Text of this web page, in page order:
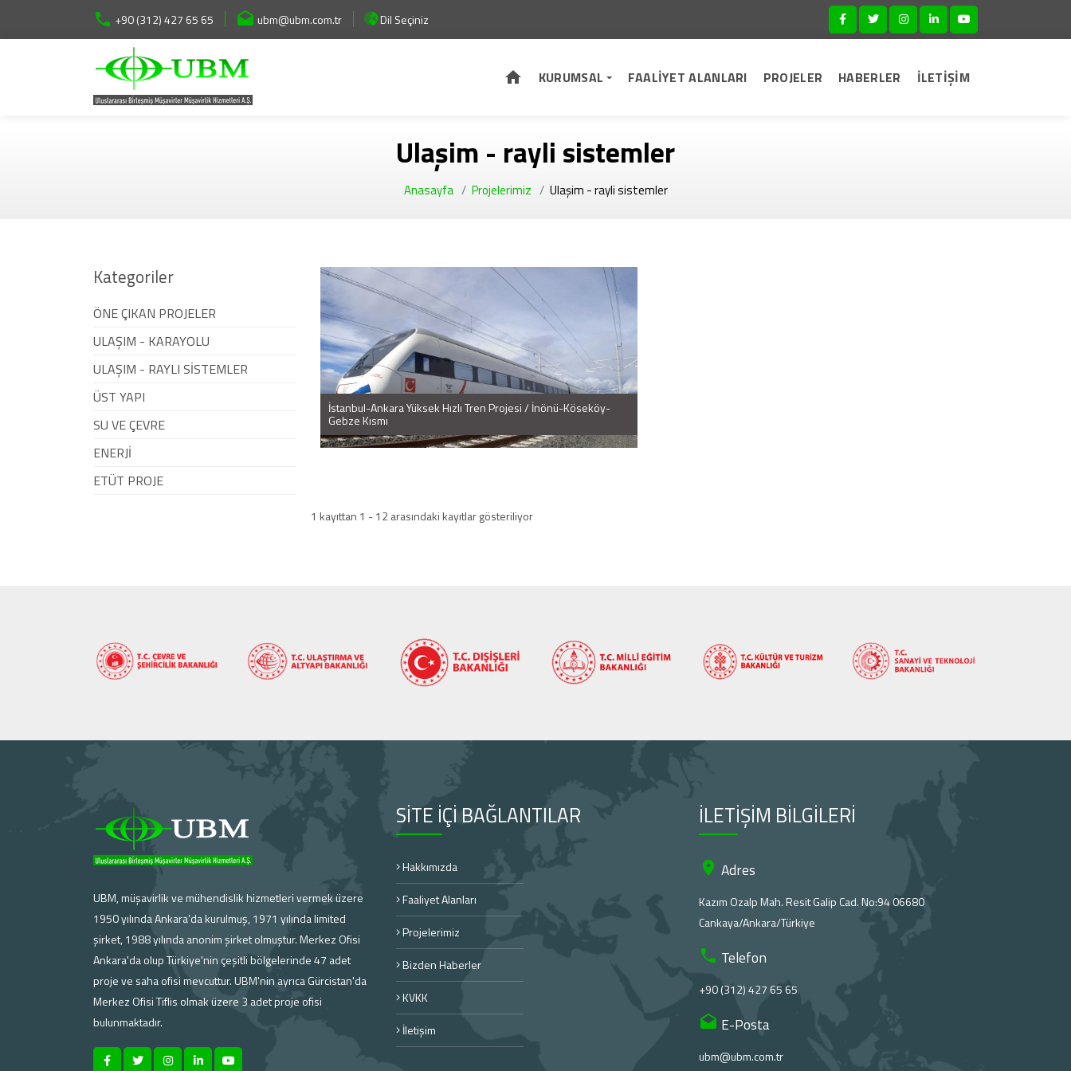
+90 (312) 427 65 65 ubm@ubm.com.tr Dil Seçiniz
KURUMSAL FAALİYET ALANLARI PROJELER HABERLER İLETİŞİM
Ulaşim - rayli sistemler
Anasayfa Projelerimiz Ulaşim - rayli sistemler
Kategoriler
ÖNE ÇIKAN PROJELER
ULAŞIM - KARAYOLU
ULAŞIM - RAYLI SİSTEMLER
ÜST YAPI
SU VE ÇEVRE
ENERJİ
ETÜT PROJE
İstanbul-Ankara Yüksek Hızlı Tren Projesi / İnönü-Köseköy-
Gebze Kısmı
1 kayıttan 1 - 12 arasındaki kayıtlar gösteriliyor
UBM, müşavirlik ve mühendislik hizmetleri vermek üzere
1950 yılında Ankara’da kurulmuş, 1971 yılında limited
şirket, 1988 yılında anonim şirket olmuştur. Merkez Ofisi
Ankara'da olup Türkiye'nin çeşitli bölgelerinde 47 adet
proje ve saha ofisi mevcuttur. UBM'nin ayrıca Gürcistan'da
Merkez Ofisi Tiflis olmak üzere 3 adet proje ofisi
bulunmaktadır.
SİTE İÇİ BAĞLANTILAR
Hakkımızda
Faaliyet Alanları
Projelerimiz
Bizden Haberler
KVKK
İletişim
İLETİŞİM BİLGİLERİ
Adres
Kazım Ozalp Mah. Resit Galip Cad. No:94 06680
Cankaya/Ankara/Türkiye
Telefon
+90 (312) 427 65 65
E-Posta
ubm@ubm.com.tr